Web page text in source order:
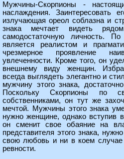
Мужчины-Скорпионы -
наслаждения. Заинтересовать
излучающая ореол соблазна и
знака мечтает видеть
самодостаточную личность.
является реалистом и
чрезмерное проявление
увлеченности. Кроме того, он
внешнему виду женщин.
всегда выглядеть элегантно и
мужчину этого знака,
Поскольку Скорпионы по
собственниками, он тут же
мечтой. Мужчины этого знака
нужно женщине, однако вступив
он сменит свое обаяние на
представителя этого знака,
свою любовь и ни в коем
ревности.